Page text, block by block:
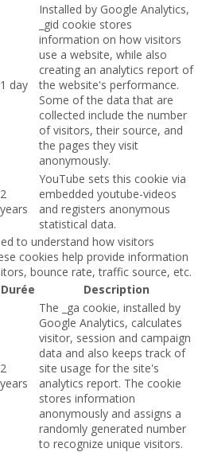
1 day
Installed by Google Analytics,
_gid cookie stores
information on how visitors
use a website, while also
creating an analytics report of
the website's performance.
Some of the data that are
collected include the number
of visitors, their source, and
the pages they visit
anonymously.
2
years
YouTube sets this cookie via
embedded youtube-videos
and registers anonymous
statistical data.
to understand how visitors
cookies help provide information
bounce rate, traffic source, etc.
Durée Description
2
years
The _ga cookie, installed by
Google Analytics, calculates
visitor, session and campaign
data and also keeps track of
site usage for the site's
analytics report. The cookie
stores information
anonymously and assigns a
randomly generated number
to recognize unique visitors.